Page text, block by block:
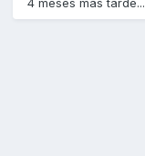
4 meses más tarde...